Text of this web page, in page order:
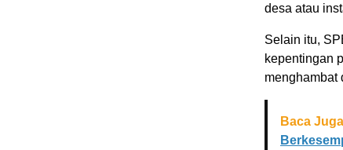
desa atau
Selain itu,
kepentingan
menghambat
Baca